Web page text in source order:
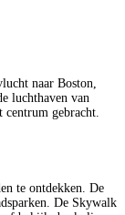
naar Boston,
luchthaven van
gebracht.
te ontdekken. De
De Skywalk